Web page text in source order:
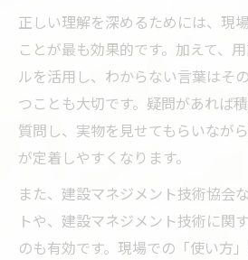
正しい理解を深めるためには、現
ことが最も効果的です。加えて、
ルを活用し、わからない言葉はそ
つことも大切です。疑問があれば
質問し、実物を見せてもらいなが
が定着しやすくなります。
また、建設マネジメント技術協会
トや、建設マネジメント技術に関
のも有効です。現場での「使い方